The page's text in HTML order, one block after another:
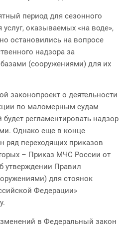
период для сезонного
оказываемых «на воде»,
остановились на вопросе
надзора за
(сооружениями) для их
законопроект о деятельности
по маломерным судам
регламентировать надзор
Однако еще в конце
ряд переходящих приказов
– Приказ МЧС России от
утверждении Правил
для стоянок
Федерации»
в Федеральный закон